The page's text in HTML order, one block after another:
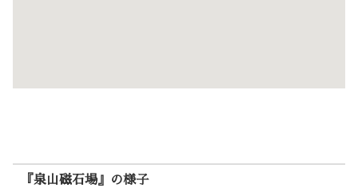
『泉山磁石場』の様子